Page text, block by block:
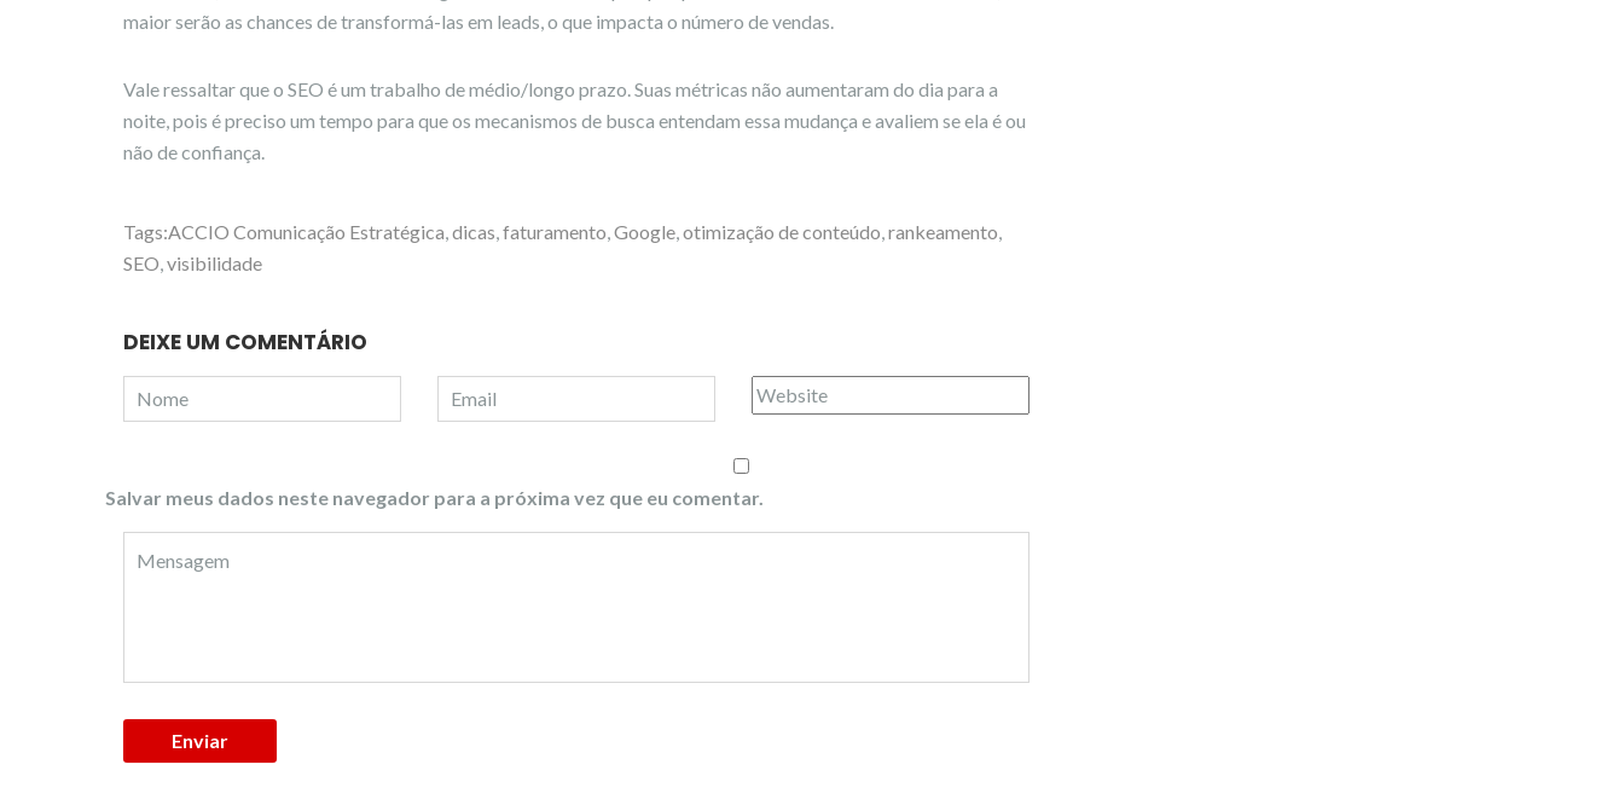
maior serão as chances de transformá-las em leads, o que impacta o número de vendas.
Vale ressaltar que o SEO é um trabalho de médio/longo prazo. Suas métricas não aumentaram do dia para a
noite, pois é preciso um tempo para que os mecanismos de busca entendam essa mudança e avaliem se ela é ou
não de confiança.
Tags:ACCIO Comunicação Estratégica,dicas,faturamento,Google,otimização de conteúdo,rankeamento,
SEO,visibilidade
DEIXE UM COMENTÁRIO
Salvar meus dados neste navegador para a próxima vez que eu comentar.